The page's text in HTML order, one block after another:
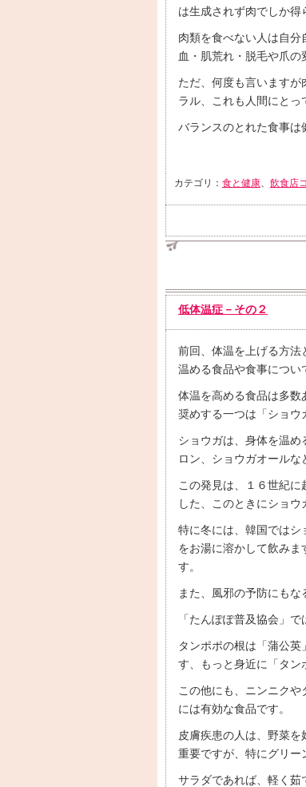
は生成されず肉でしか得
肉類を食べない人は自
血・肌荒れ・脱毛や爪の
ただ、何度も言います
ラル、これも人間にとっ
バランスのとれた食事は
カテゴリ： 食と健康、 飲食店
低体温症－その２
前回、体温を上げる方法
温める食品や食事につい
体温を高める食品は多数
奨めする一つは「ショウ
ショウガは、身体を温
ロン、ショウガオールな
この発見は、１６世紀
した、このときにショ
特に冬には、韓国ではシ
をお湯に溶かして飲み
す。
また、風邪の予防にも
「たんぽぽ普及協会」
タンポポの根は「蒲公
す、もっと身近に「タン
この他にも、ニンニク
には有効な食品です。
皮膚疾患の人は、野菜
重要ですが、特にグリー
サラダであれば、軽く茹